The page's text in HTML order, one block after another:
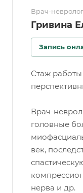
Врач-невролог
Гривина
Запись
Стаж
Врач-
головные
век,
нерва и др.